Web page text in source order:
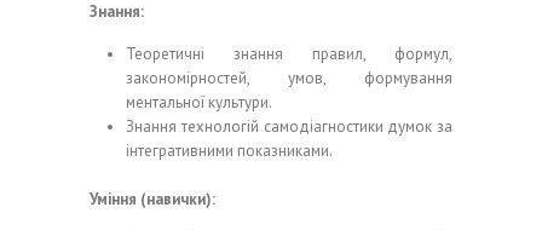
Знання:
Теоретичні знання правил, формул,
закономірностей, умов, формування
ментальної культури.
Знання технологій самодіагностики думок за
інтегративними показниками.
Уміння (навички):